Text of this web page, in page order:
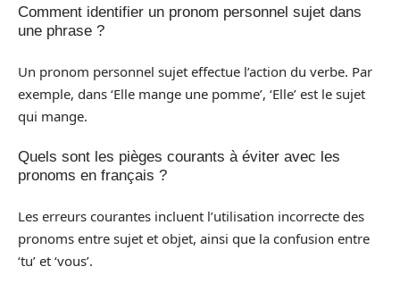
Comment identifier un pronom personnel sujet dans
une phrase ?
Un pronom personnel sujet effectue l’action du verbe. Par
exemple, dans ‘Elle mange une pomme’, ‘Elle’ est le sujet
qui mange.
Quels sont les pièges courants à éviter avec les
pronoms en français ?
Les erreurs courantes incluent l’utilisation incorrecte des
pronoms entre sujet et objet, ainsi que la confusion entre
‘tu’ et ‘vous’.